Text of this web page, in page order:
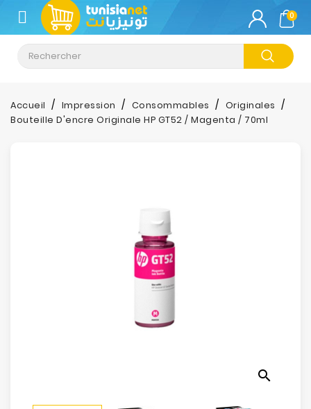
CATÉGORIE
Climatisation
Informatique
0
Accueil Impression Consommables
Originales
Bouteille D'encre Originale HP GT52 / Magenta / 70ml
search